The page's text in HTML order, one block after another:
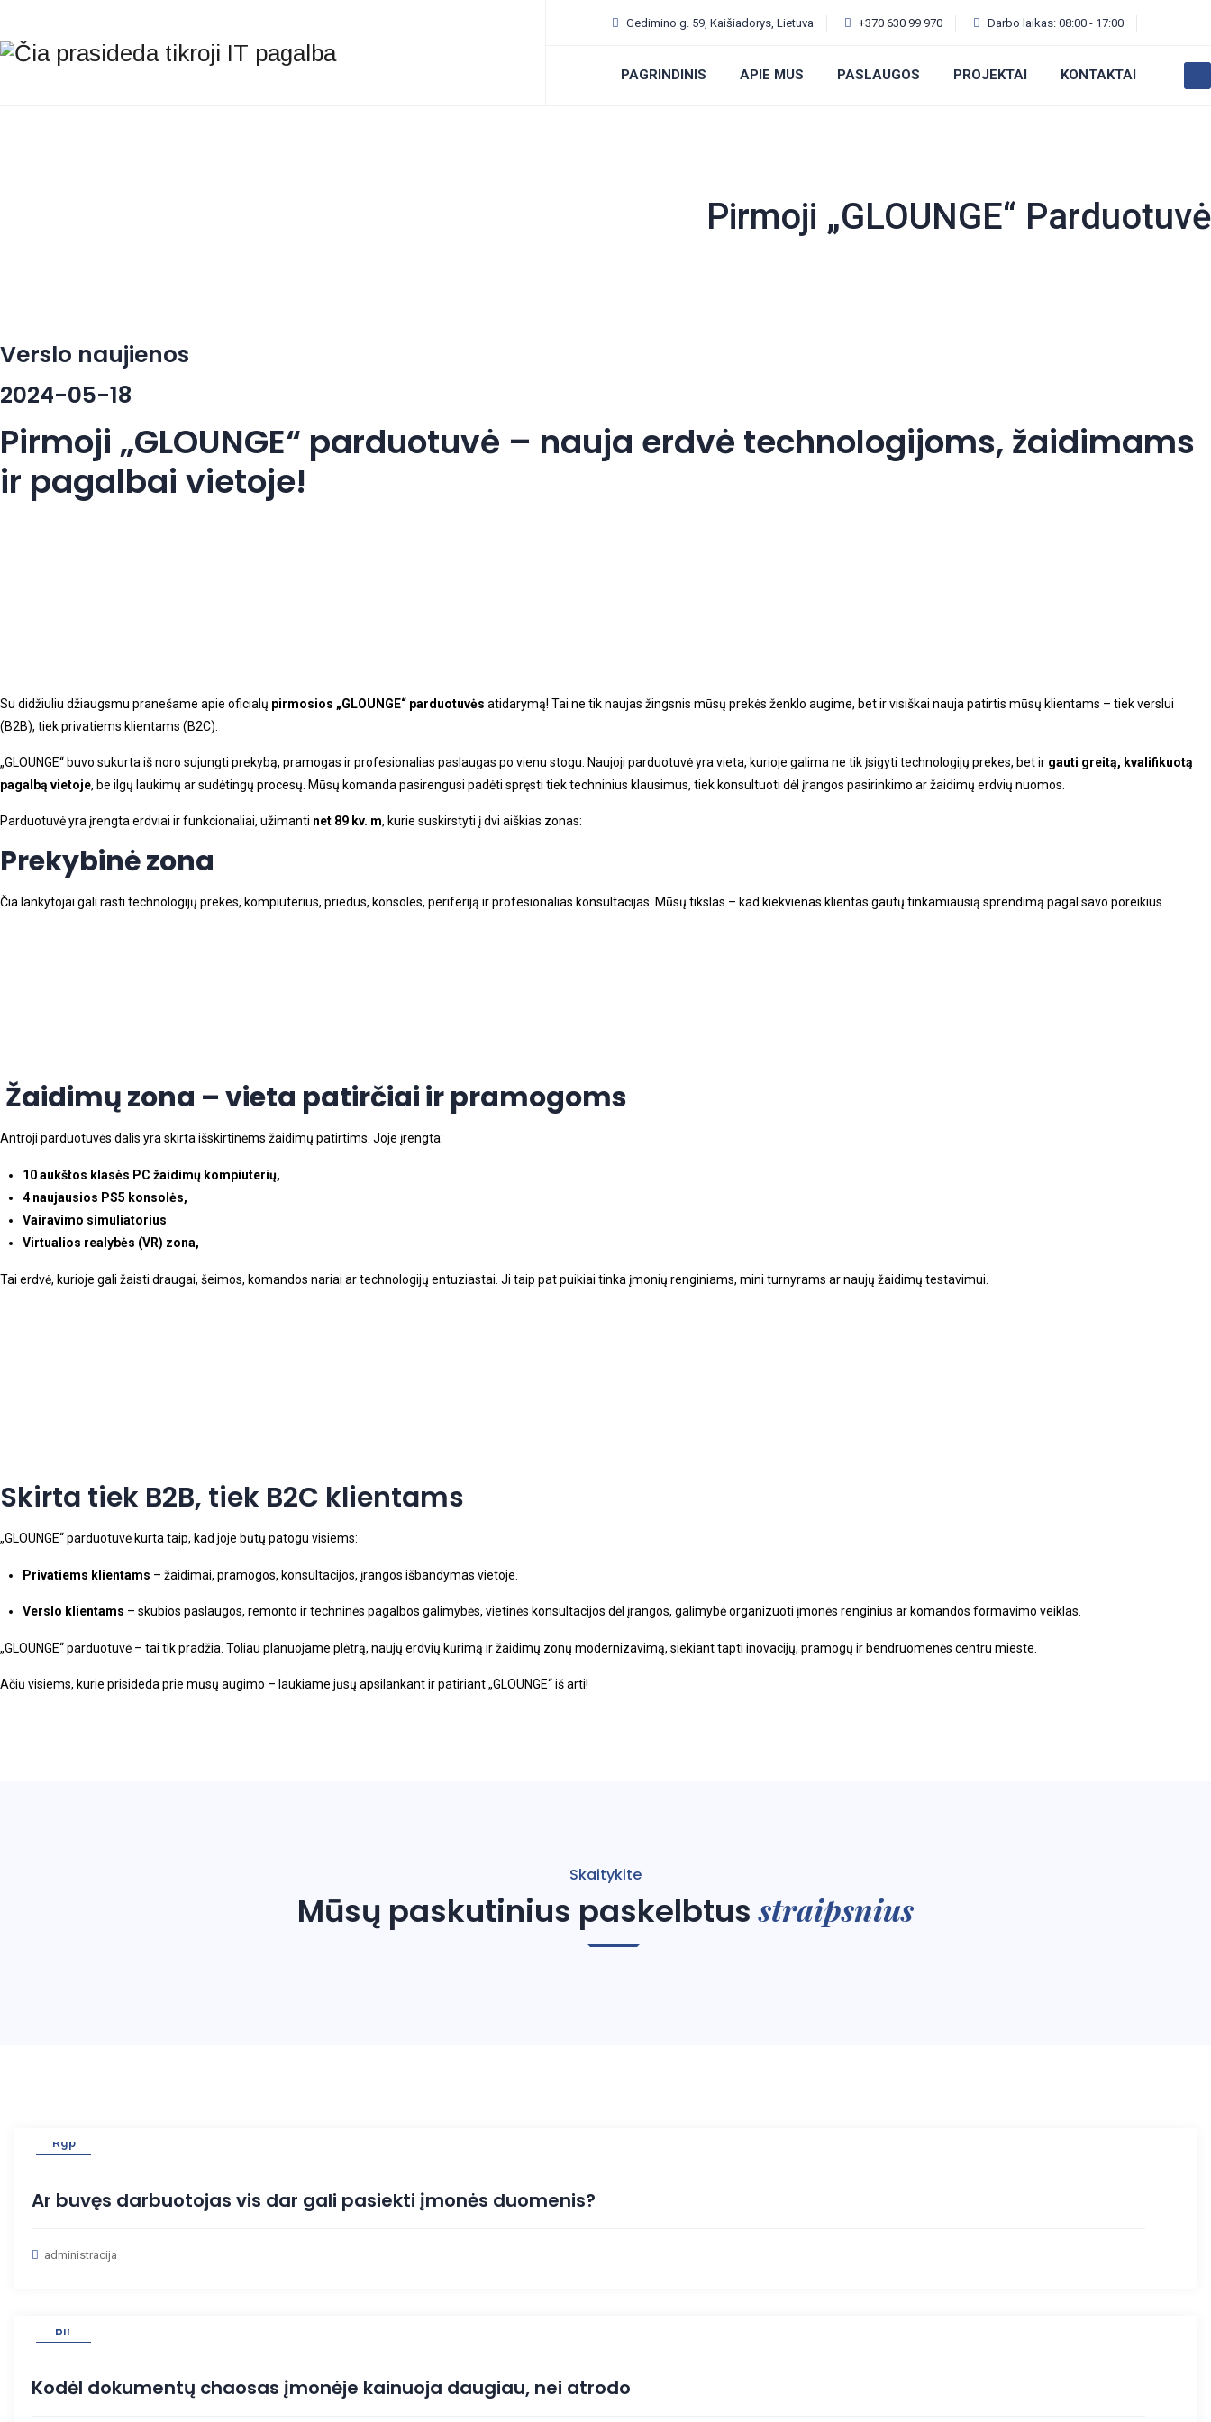
Gedimino g. 59, Kaišiadorys, Lietuva +370 630 99 970 Darbo laikas: 08:00 - 17:00
PAGRINDINIS APIE MUS PASLAUGOS PROJEKTAI KONTAKTAI
Pirmoji „GLOUNGE“ Parduotuvė
Verslo naujienos
2024-05-18
Pirmoji „GLOUNGE“ parduotuvė – nauja erdvė technologijoms, žaidimams
ir pagalbai vietoje!​
Su didžiuliu džiaugsmu pranešame apie oficialų pirmosios „GLOUNGE“ parduotuvės atidarymą! Tai ne tik naujas žingsnis mūsų prekės ženklo augime, bet ir visiškai nauja patirtis mūsų klientams – tiek verslui
(B2B), tiek privatiems klientams (B2C).
„GLOUNGE“ buvo sukurta iš noro sujungti prekybą, pramogas ir profesionalias paslaugas po vienu stogu. Naujoji parduotuvė yra vieta, kurioje galima ne tik įsigyti technologijų prekes, bet ir gauti greitą, kvalifikuotą
pagalbą vietoje, be ilgų laukimų ar sudėtingų procesų. Mūsų komanda pasirengusi padėti spręsti tiek techninius klausimus, tiek konsultuoti dėl įrangos pasirinkimo ar žaidimų erdvių nuomos.
Parduotuvė yra įrengta erdviai ir funkcionaliai, užimanti net 89 kv. m, kurie suskirstyti į dvi aiškias zonas:
Prekybinė zona
Čia lankytojai gali rasti technologijų prekes, kompiuterius, priedus, konsoles, periferiją ir profesionalias konsultacijas. Mūsų tikslas – kad kiekvienas klientas gautų tinkamiausią sprendimą pagal savo poreikius.
Žaidimų zona – vieta patirčiai ir pramogoms
Antroji parduotuvės dalis yra skirta išskirtinėms žaidimų patirtims. Joje įrengta:
10 aukštos klasės PC žaidimų kompiuterių,
4 naujausios PS5 konsolės,
Vairavimo simuliatorius
Virtualios realybės (VR) zona,
Tai erdvė, kurioje gali žaisti draugai, šeimos, komandos nariai ar technologijų entuziastai. Ji taip pat puikiai tinka įmonių renginiams, mini turnyrams ar naujų žaidimų testavimui.
Skirta tiek B2B, tiek B2C klientams
„GLOUNGE“ parduotuvė kurta taip, kad joje būtų patogu visiems:
Privatiems klientams – žaidimai, pramogos, konsultacijos, įrangos išbandymas vietoje.
Verslo klientams – skubios paslaugos, remonto ir techninės pagalbos galimybės, vietinės konsultacijos dėl įrangos, galimybė organizuoti įmonės renginius ar komandos formavimo veiklas.
„GLOUNGE“ parduotuvė – tai tik pradžia. Toliau planuojame plėtrą, naujų erdvių kūrimą ir žaidimų zonų modernizavimą, siekiant tapti inovacijų, pramogų ir bendruomenės centru mieste.
Ačiū visiems, kurie prisideda prie mūsų augimo – laukiame jūsų apsilankant ir patiriant „GLOUNGE“ iš arti!
Skaitykite
Mūsų paskutinius paskelbtusstraipsnius
Rgp
Ar buvęs darbuotojas vis dar gali pasiekti įmonės duomenis?
administracija
Bir
Kodėl dokumentų chaosas įmonėje kainuoja daugiau, nei atrodo